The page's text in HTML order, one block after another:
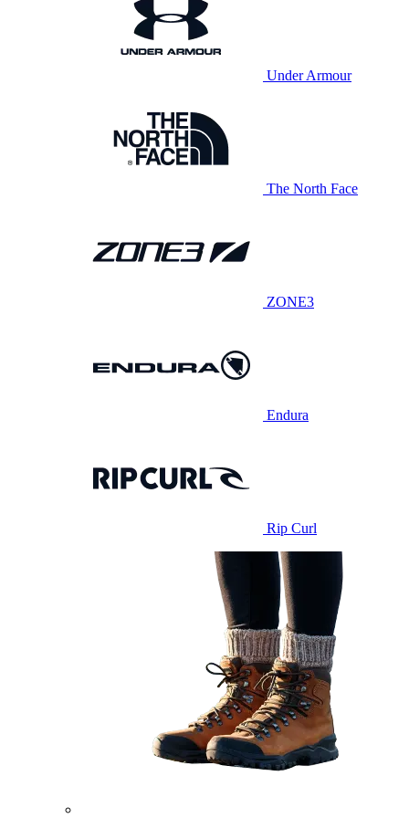
Under Armour
The North Face
ZONE3
Endura
Rip Curl